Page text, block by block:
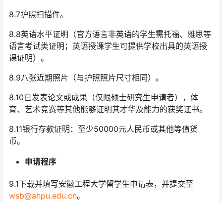
8.7护照扫描件。
8.8英语水平证明（官方语言非英语的学生需托福、雅思等
语言考试类证明；英语授课学生可提供学校出具的英语授
课证明）。
8.9八张近期照片（与护照照片尺寸相同）。
8.10已发表论文或成果（仅限硕士研究生申请者），体
育、艺术竞赛等其他能够证明其才华及能力的获奖证书。
8.11银行存款证明：至少50000元人民币或其他等值货
币。
申请程序
9.1下载并填写安徽工程大学留学生申请表，并提交至
wsb@ahpu.edu.cn。